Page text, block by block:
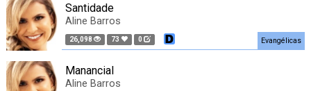
Santidade
Aline Barros
26,098 73 0 Evangélicas
Manancial
Aline Barros